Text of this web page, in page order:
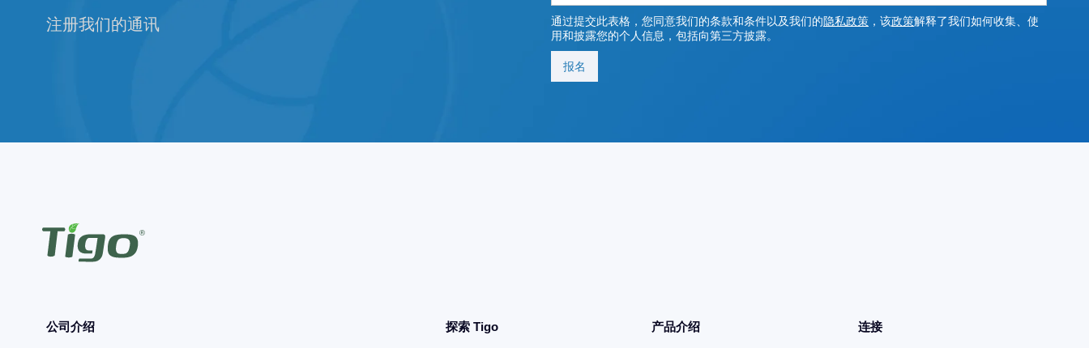
注册我们的通讯 通过提交此表格，您同意我们的条款和条件以及我们的隐私政策 ，该政策解释了我们如何收集、使
用和披露您的个人信息，包括向第三方披露。
公司介绍 探索 Tigo 产品介绍 连接